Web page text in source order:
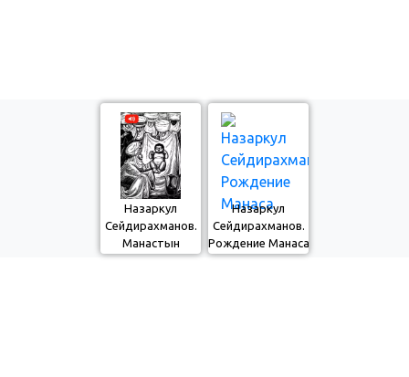
Назаркул
Сейдирахманов.
Манастын
төрөлүшү
Назаркул
Сейдирахманов.
Рождение Манаса